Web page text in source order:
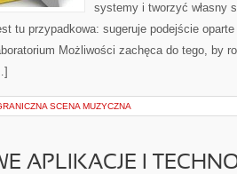
systemy i tworzyć własny
tu przypadkowa: sugeruje podejście
Możliwości zachęca do tego, by
SCENA MUZYCZNA
APLIKACJE I